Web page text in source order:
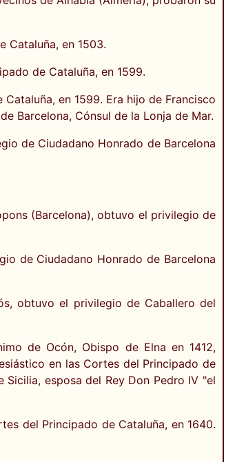
Cataluña, en 1503.
de Cataluña, en 1599.
en 1599. Era hijo de Francisco
Barcelona, Cónsul de la Lonja de Mar.
de Ciudadano Honrado de Barcelona
(Barcelona), obtuvo el privilegio de
de Ciudadano Honrado de Barcelona
obtuvo el privilegio de Caballero del
de Ocón, Obispo de Elna en 1412,
en las Cortes del Principado de
Sicilia, esposa del Rey Don Pedro IV "el
del Principado de Cataluña, en 1640.